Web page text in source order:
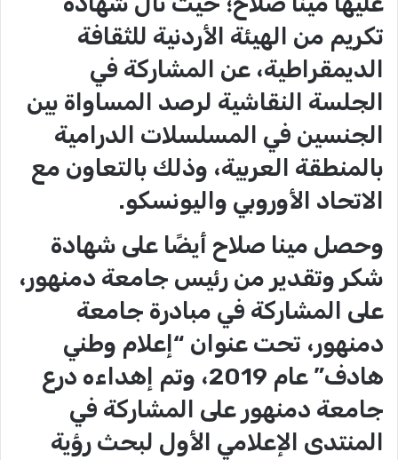
تكريم من الهيئة الأردنية للثقافة
الديمقراطية، عن المشاركة في
الجلسة النقاشية لرصد المساواة بين
الجنسين في المسلسلات الدرامية
بالمنطقة العربية، وذلك بالتعاون مع
الاتحاد الأوروبي واليونسكو.
وحصل مينا صلاح أيضًا على شهادة
شكر وتقدير من رئيس جامعة دمنهور،
على المشاركة في مبادرة جامعة
دمنهور، تحت عنوان “إعلام وطني
هادف” عام 2019، وتم إهداءه درع
جامعة دمنهور على المشاركة في
المنتدى الإعلامي الأول لبحث رؤية